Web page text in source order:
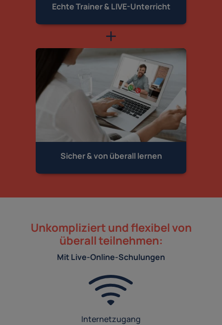
Echte Trainer & LIVE-Unterricht
Sicher & von überall lernen
Unkompliziert und flexibel von
überall teilnehmen:
Mit Live-Online-Schulungen
Internetzugang